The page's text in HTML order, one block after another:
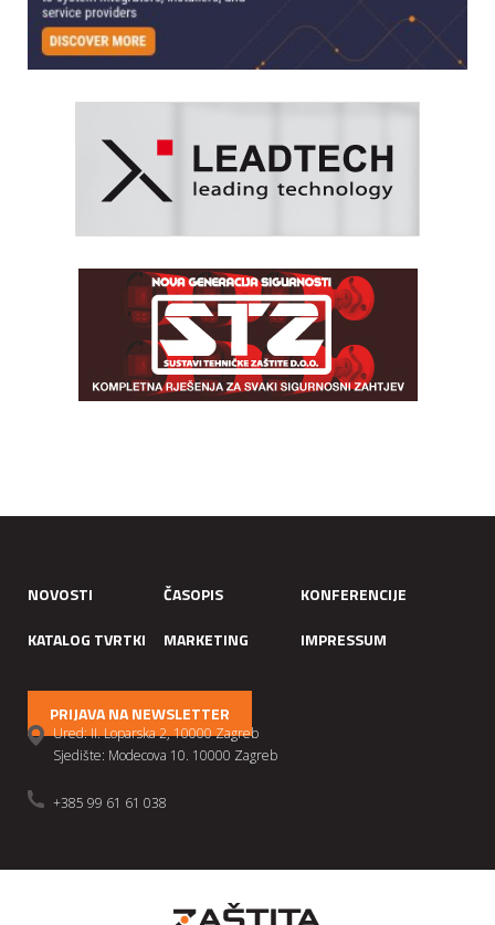
NOVOSTI ČASOPIS
KONFERENCIJE
KATALOG TVRTKI
MARKETING IMPRESSUM
PRIJAVA NA NEWSLETTER
Ured: II. Loparska 2, 10000 Zagreb
Sjedište: Modecova 10. 10000 Zagreb
+385 99 61 61 038